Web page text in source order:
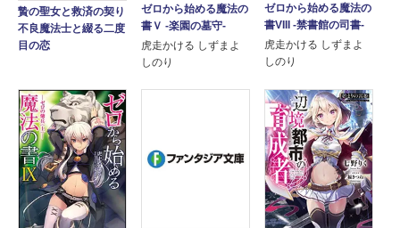
贄の聖女と救済の契り
不良魔法士と綴る二度
目の恋
ゼロから始める魔法の
書Ｖ ‐楽園の墓守‐
虎走かける しずまよ
しのり
ゼロから始める魔法の
書VIII -禁書館の司書-
虎走かける しずまよ
しのり